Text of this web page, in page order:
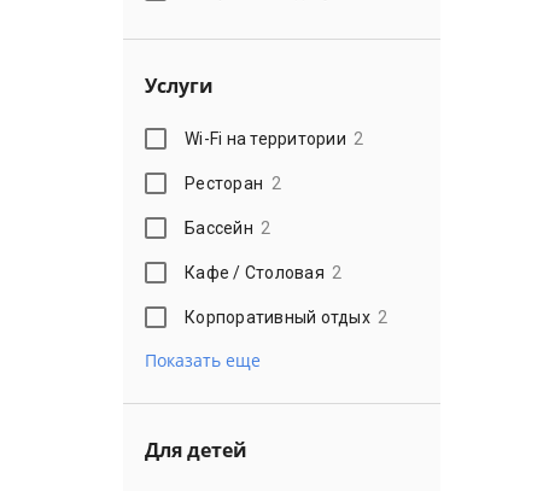
Услуги
Wi-Fi на территории 2
Ресторан 2
Бассейн 2
Кафе / Столовая 2
Корпоративный отдых 2
Показать еще
Для детей